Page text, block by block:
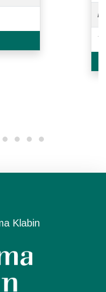
Klabin